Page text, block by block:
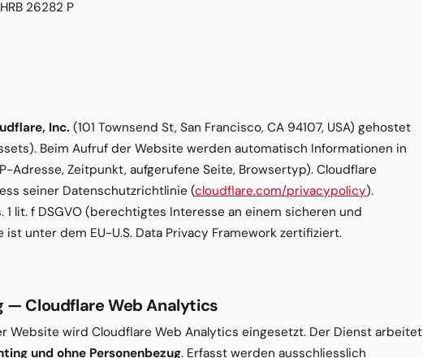
26282 P
Inc. (101 Townsend St, San Francisco, CA 94107, USA) gehostet
Beim Aufruf der Website werden automatisch Informationen in
Adresse, Zeitpunkt, aufgerufene Seite, Browsertyp). Cloudflare
seiner Datenschutzrichtlinie (cloudflare.com/privacypolicy).
1 lit. f DSGVO (berechtigtes Interesse an einem sicheren und
unter dem EU-U.S. Data Privacy Framework zertifiziert.
— Cloudflare Web Analytics
Website wird Cloudflare Web Analytics eingesetzt. Der Dienst arbeitet
und ohne Personenbezug. Erfasst werden ausschliesslich